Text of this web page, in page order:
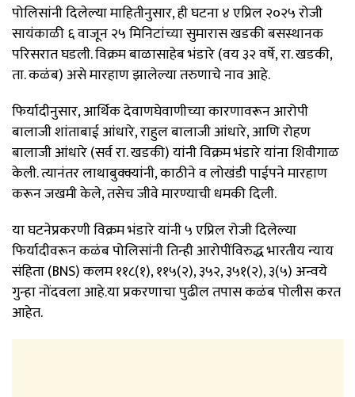
पोलिसांनी दिलेल्या माहितीनुसार, ही घटना ४ एप्रिल २०२५ रोजी
सायंकाळी ६ वाजून २५ मिनिटांच्या सुमारास खडकी बसस्थानक
परिसरात घडली. विक्रम बाळासाहेब भंडारे (वय ३२ वर्षे, रा. खडकी,
ता. कळंब) असे मारहाण झालेल्या तरुणाचे नाव आहे.
फिर्यादीनुसार, आर्थिक देवाणघेवाणीच्या कारणावरून आरोपी
बालाजी शांताबाई आंधारे, राहुल बालाजी आंधारे, आणि रोहण
बालाजी आंधारे (सर्व रा. खडकी) यांनी विक्रम भंडारे यांना शिवीगाळ
केली. त्यानंतर लाथाबुक्क्यांनी, काठीने व लोखंडी पाईपने मारहाण
करून जखमी केले, तसेच जीवे मारण्याची धमकी दिली.
या घटनेप्रकरणी विक्रम भंडारे यांनी ५ एप्रिल रोजी दिलेल्या
फिर्यादीवरून कळंब पोलिसांनी तिन्ही आरोपींविरुद्ध भारतीय न्याय
संहिता (BNS) कलम ११८(१), ११५(२), ३५२, ३५१(२), ३(५) अन्वये
गुन्हा नोंदवला आहे.या प्रकरणाचा पुढील तपास कळंब पोलीस करत
आहेत.